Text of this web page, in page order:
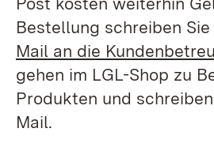
Bestellung schreiben
Mail an die
gehen im LGL-Shop zu
Produkten und
Mail.